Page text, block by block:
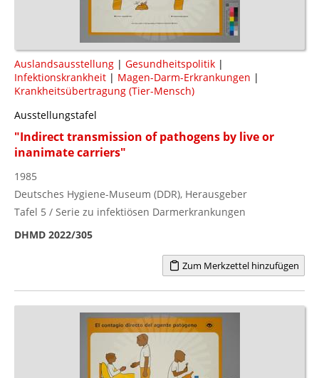
Auslandsausstellung | Gesundheitspolitik |
Infektionskrankheit | Magen-Darm-Erkrankungen |
Krankheitsübertragung (Tier-Mensch)
Ausstellungstafel
"Indirect transmission of pathogens by live or
inanimate carriers"
1985
Deutsches Hygiene-Museum (DDR), Herausgeber
Tafel 5 / Serie zu infektiösen Darmerkrankungen
DHMD 2022/305
Zum Merkzettel hinzufügen